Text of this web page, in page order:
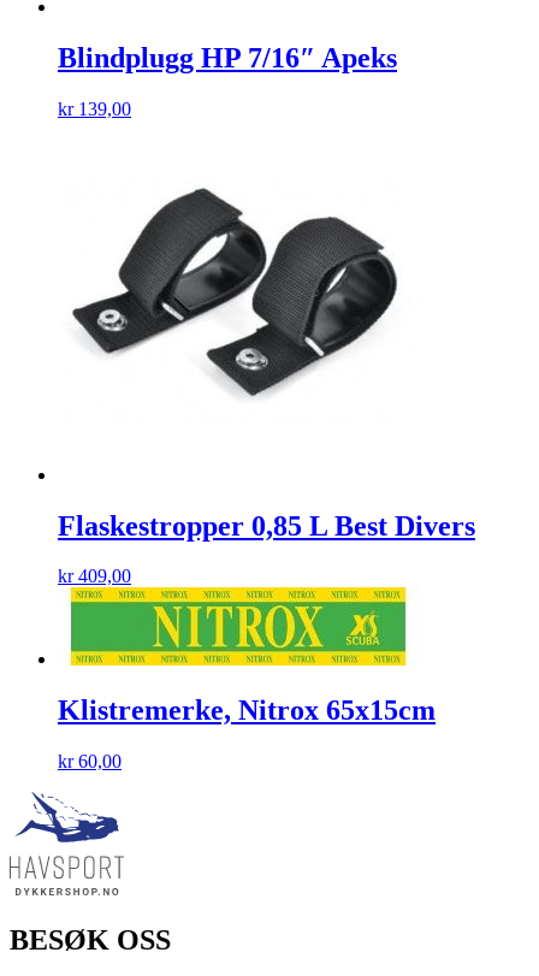
Blindplugg HP 7/16″ Apeks
kr139,00
Flaskestropper 0,85 L Best Divers
kr409,00
Klistremerke, Nitrox 65x15cm
kr60,00
BESØK OSS